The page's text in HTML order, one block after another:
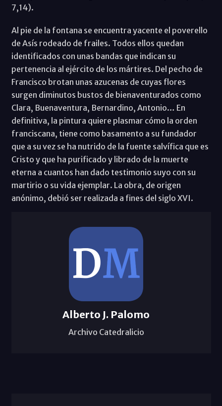
7,14).
Al pie de la fontana se encuentra yacente el poverello
de Asís rodeado de frailes. Todos ellos quedan
identificados con unas bandas que indican su
pertenencia al ejército de los mártires. Del pecho de
Francisco brotan unas azucenas de cuyas flores
surgen diminutos bustos de bienaventurados como
Clara, Buenaventura, Bernardino, Antonio… En
definitiva, la pintura quiere plasmar cómo la orden
franciscana, tiene como basamento a su fundador
que a su vez se ha nutrido de la fuente salvífica que es
Cristo y que ha purificado y librado de la muerte
eterna a cuantos han dado testimonio suyo con su
martirio o su vida ejemplar. La obra, de origen
anónimo, debió ser realizada a fines del siglo XVI.
Alberto J. Palomo
Archivo Catedralicio